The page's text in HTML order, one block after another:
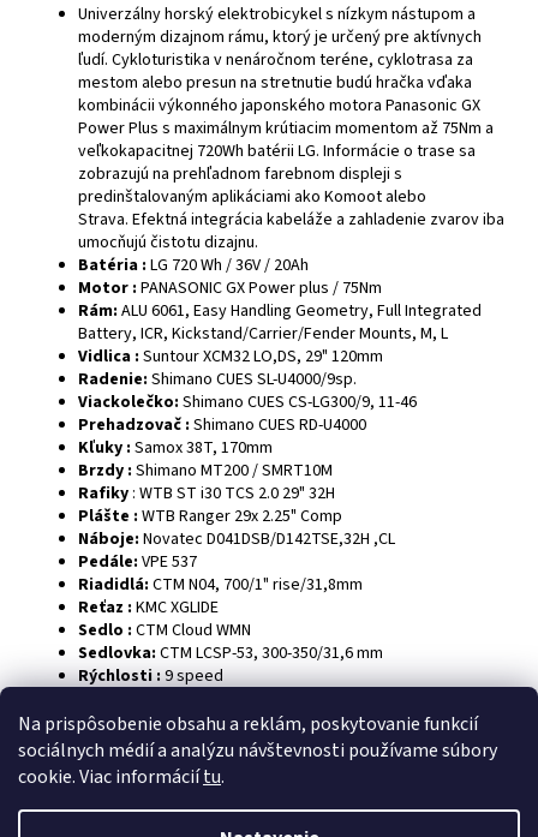
Na prispôsobenie obsahu a reklám, poskytovanie funkcií
sociálnych médií a analýzu návštevnosti používame súbory
cookie. Viac informáciítu.
Univerzálny horský elektrobicykel s nízkym nástupom a
moderným dizajnom rámu, ktorý je určený pre aktívnych
ľudí. Cykloturistika v nenáročnom teréne, cyklotrasa za
mestom alebo presun na stretnutie budú hračka vďaka
kombinácii výkonného japonského motora Panasonic GX
Power Plus s maximálnym krútiacim momentom až 75Nm a
veľkokapacitnej 720Wh batérii LG. Informácie o trase sa
zobrazujú na prehľadnom farebnom displeji s
predinštalovaným aplikáciami ako Komoot alebo
Strava. Efektná integrácia kabeláže a zahladenie zvarov iba
umocňujú čistotu dizajnu.
Batéria : LG 720 Wh / 36V / 20Ah
Motor : PANASONIC GX Power plus / 75Nm
Rám: ALU 6061, Easy Handling Geometry, Full Integrated
Battery, ICR, Kickstand/Carrier/Fender Mounts, M, L
Vidlica : Suntour XCM32 LO,DS, 29" 120mm
Radenie: Shimano CUES SL-U4000/9sp.
Viackolečko: Shimano CUES CS-LG300/9, 11-46
Prehadzovač : Shimano CUES RD-U4000
Kľuky : Samox 38T, 170mm
Brzdy : Shimano MT200 / SMRT10M
Rafiky : WTB ST i30 TCS 2.0 29" 32H
Plášte : WTB Ranger 29x 2.25" Comp
Náboje: Novatec D041DSB/D142TSE,32H ,CL
Pedále: VPE 537
Riadidlá: CTM N04, 700/1" rise/31,8mm
Reťaz : KMC XGLIDE
Sedlo : CTM Cloud WMN
Sedlovka: CTM LCSP-53, 300-350/31,6 mm
Rýchlosti :9speed